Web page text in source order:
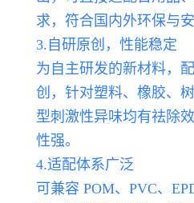
求，符合国内外环保与
3.自研原创，性能稳定
为自主研发的新材料，
创，针对塑料、橡胶、
型刺激性异味均有祛除
性强。
4.适配体系广泛
可兼容 POM、PVC、